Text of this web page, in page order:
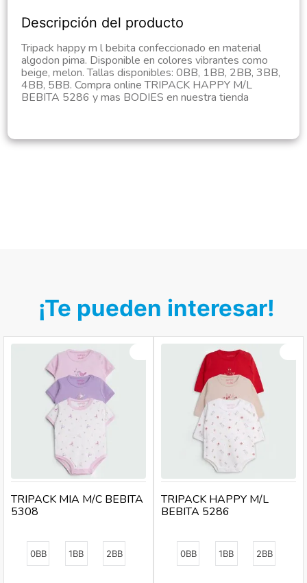
Descripción del producto
Tripack happy m l bebita confeccionado en material
algodon pima. Disponible en colores vibrantes como
beige, melon. Tallas disponibles: 0BB, 1BB, 2BB, 3BB,
4BB, 5BB. Compra online TRIPACK HAPPY M/L
BEBITA 5286 y mas BODIES en nuestra tienda
¡Te pueden interesar!
0BB 1BB 2BB
TRIPACK MIA M/C BEBITA
5308
0BB 1BB 2BB
TRIPACK HAPPY M/L
BEBITA 5286